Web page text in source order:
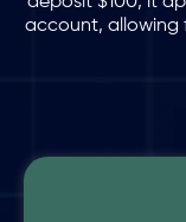
account, allowing